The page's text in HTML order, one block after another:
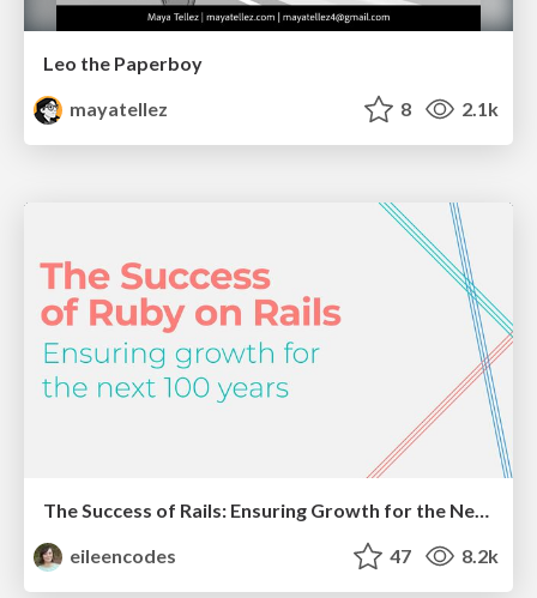
Leo the Paperboy
mayatellez
8 2.1k
eileencodes
47 8.2k